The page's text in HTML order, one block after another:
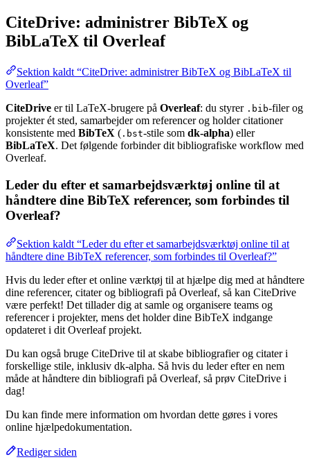
CiteDrive: administrer BibTeX og
BibLaTeX til Overleaf
Sektion kaldt “CiteDrive: administrer BibTeX og BibLaTeX til
Overleaf”
CiteDrive er til LaTeX-brugere på Overleaf: du styrer .bib-filer og
projekter ét sted, samarbejder om referencer og holder citationer
konsistente med BibTeX ( .bst-stile som dk-alpha) eller
BibLaTeX. Det følgende forbinder dit bibliografiske workflow med
Overleaf.
Leder du efter et samarbejdsværktøj online til at
håndtere dine BibTeX referencer, som forbindes til
Overleaf?
Sektion kaldt “Leder du efter et samarbejdsværktøj online til at
håndtere dine BibTeX referencer, som forbindes til Overleaf?”
Hvis du leder efter et online værktøj til at hjælpe dig med at håndtere
dine referencer, citater og bibliografi på Overleaf, så kan CiteDrive
være perfekt! Det tillader dig at samle og organisere teams og
referencer i projekter, mens det holder dine BibTeX indgange
opdateret i dit Overleaf projekt.
Du kan også bruge CiteDrive til at skabe bibliografier og citater i
forskellige stile, inklusiv dk-alpha. Så hvis du leder efter en nem
måde at håndtere din bibliografi på Overleaf, så prøv CiteDrive i
dag!
Du kan finde mere information om hvordan dette gøres i vores
online hjælpedokumentation.
Rediger siden